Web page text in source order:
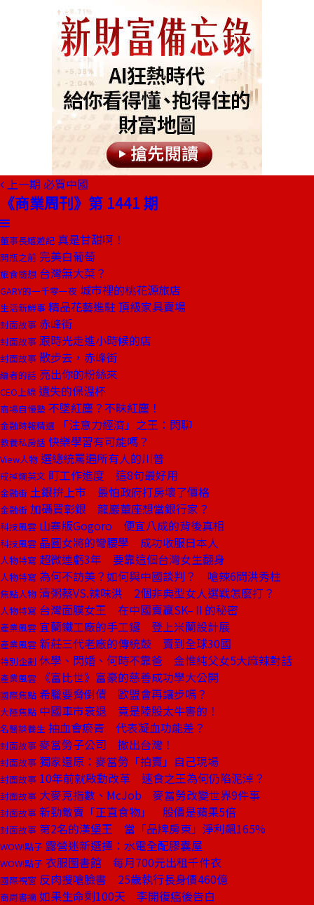
上一期 必買中國
《商業周刊》第 1441 期
董事長嬉遊記 真是甘甜啊！
開瓶之前 完美白葡萄
旅食隨想 台灣無大菜？
GARY的一千零一夜 城市裡的桃花源旅店
生活新鮮事 精品花藝進駐 頂級家具賣場
封面故事 赤峰街
封面故事 跟時光走進小時候的店
封面故事 散步去，赤峰街
編者的話 亮出你的粉絲來
CEO上線 遺失的保溫杯
商場自慢塾 不墜紅塵？不昧紅塵！
金融時報精選 「注意力經濟」之王：閃聊
教養私房話 快樂學習有可能嗎？
View人物 選總統罵遍所有人的川普
戒掉爛英文 盯工作進度 這8句最好用
金融街 土銀拚上市 最怕政府打房壞了價格
金融街 加碼買彰銀 龍巖董座想當銀行家？
科技風雲 山寨版Gogoro 便宜八成的背後真相
科技風雲 晶圓女將的彎腰學 成功收服日本人
人物特寫 超微連虧3年 要靠這個台灣女生翻身
人物特寫 為何不訪美？如何與中國談判？ 嗆辣6問洪秀柱
焦點人物 清粥蔡VS.辣味洪 2個非典型女人選戰怎麼打？
人物特寫 台灣面膜女王 在中國賣贏SK–Ⅱ的秘密
產業風雲 宜蘭鐵工廠的手工鑼 登上米蘭設計展
產業風雲 新莊三代老廠的傳統鼓 賣到全球30國
特別企劃 休學、閃婚、何時不靠爸 金惟純父女5大麻辣對話
產業風雲 《富比世》富豪的慈善成功學大公開
國際焦點 希臘要脅倒債 歐盟會再讓步嗎？
大陸焦點 中國車市衰退 竟是陸股太牛害的！
名醫談養生 抽血會瘀青 代表凝血功能差？
封面故事 麥當勞子公司 撤出台灣！
封面故事 獨家還原：麥當勞「拍賣」自己現場
封面故事 10年前就啟動改革 速食之王為何仍陷泥淖？
封面故事 大麥克指數、McJob 麥當勞改變世界9件事
封面故事 新勁敵賣「正直食物」 股價是蘋果5倍
封面故事 第2名的漢堡王 當「品牌房東」淨利飆165%
WOW!點子 露營迷新選擇：水電全配膠囊屋
WOW!點子 衣服圖書館 每月700元出租千件衣
國際視窗 反肉搜嗆臉書 25歲執行長身價460億
商周書摘 如果生命剩100天 李開復癌後告白